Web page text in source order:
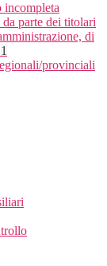
incompleta
parte dei titolari
di
1
provinciali